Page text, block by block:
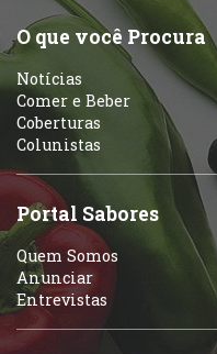
O que você Procura
Notícias
Comer e Beber
Coberturas
Colunistas
Portal Sabores
Quem Somos
Anunciar
Entrevistas